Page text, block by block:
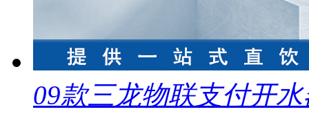
09款三龙物联支付开水